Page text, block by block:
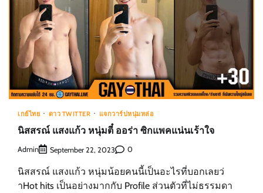
เกย์ไทย ดาว TWITTER แจกวาร์ปหนุ่มหล่อ
นิสสรณ์ แสงแก้ว หนุ่มตี๋ ออร่า ซิกแพคแน่นเร้าใจ
Admin September 22, 2023 0
นิสสรณ์ แสงแก้ว หนุ่มน้อยคนนี้เป็นอะไรที่บอกเลยว่
าHot hits เป็นอย่างมากกับ Profile ส่วนตัวที่ไม่ธรรมดา